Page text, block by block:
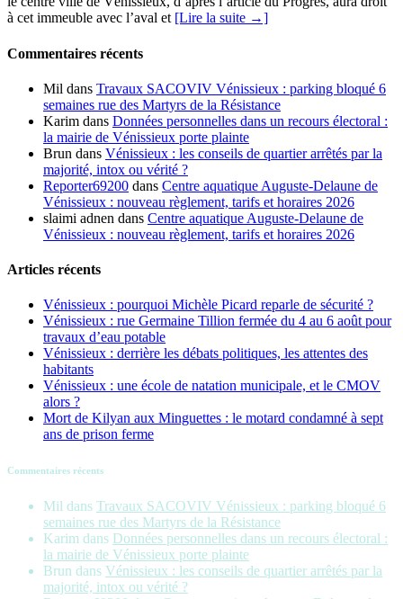
à cet immeuble avec l’aval et [Lire la suite →]
Commentaires récents
Mil dans Travaux SACOVIV Vénissieux : parking bloqué 6
semaines rue des Martyrs de la Résistance
Karim dans Données personnelles dans un recours électoral :
la mairie de Vénissieux porte plainte
Brun dans Vénissieux : les conseils de quartier arrêtés par la
majorité, intox ou vérité ?
Reporter69200 dans Centre aquatique Auguste-Delaune de
Vénissieux : nouveau règlement, tarifs et horaires 2026
slaimi adnen dans Centre aquatique Auguste-Delaune de
Vénissieux : nouveau règlement, tarifs et horaires 2026
Articles récents
Vénissieux : pourquoi Michèle Picard reparle de sécurité ?
Vénissieux : rue Germaine Tillion fermée du 4 au 6 août pour
travaux d’eau potable
Vénissieux : derrière les débats politiques, les attentes des
habitants
Vénissieux : une école de natation municipale, et le CMOV
alors ?
Mort de Kilyan aux Minguettes : le motard condamné à sept
ans de prison ferme
Commentaires récents
Mil dans Travaux SACOVIV Vénissieux : parking bloqué 6
semaines rue des Martyrs de la Résistance
Karim dans Données personnelles dans un recours électoral :
la mairie de Vénissieux porte plainte
Brun dans Vénissieux : les conseils de quartier arrêtés par la
majorité, intox ou vérité ?